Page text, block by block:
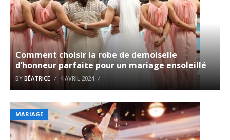
Comment choisir la robe de demoiselle
d’honneur parfaite pour un mariage ensoleillé
BY BÉATRICE 4 AVRIL 2024
MARIAGE